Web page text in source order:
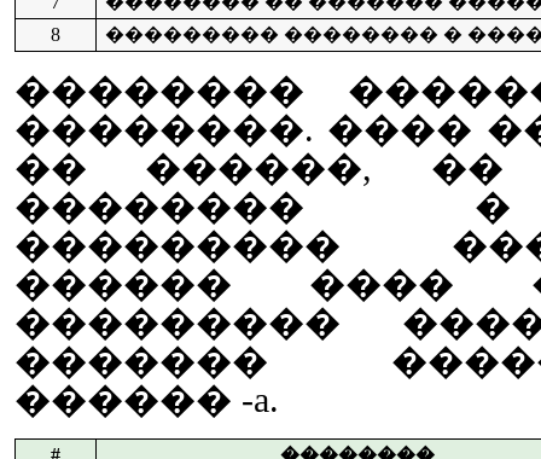
8
��������� �������� �
��������
��������. ����
�� ������, ��
��������
���������
������ ����
���������
�������
������ -a.
#
��������